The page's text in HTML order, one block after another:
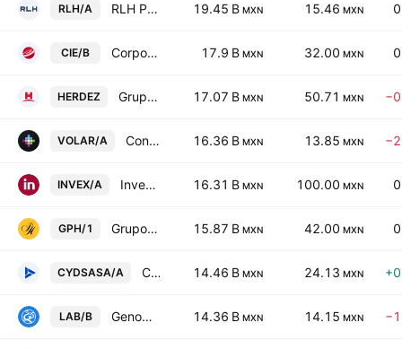
RLH/A RLH Properties SAB de CV Class A 19.45 B MXN 15.46 MXN
CIE/B Corporacion Interamericana de Entretenimiento SA de CV Class B 17.9 B MXN 32.00 MXN
HERDEZ Grupo Herdez SAB de CV 17.07 B MXN 50.71 MXN
VOLAR/A Controladora Vuela Compania de Aviacion SAB de CV Class A 16.36 B MXN 13.85 MXN
INVEX/A Invex Controladora SAB de CV Class A 16.31 B MXN 100.00 MXN
GPH/1 Grupo Palacio de Hierro SAB de CV 15.87 B MXN 42.00 MXN
CYDSASA/A Cydsa SAB de CV Class A 14.46 B MXN 24.13 MXN
LAB/B Genomma Lab Internacional SAB de CV Class B 14.36 B MXN 14.15 MXN